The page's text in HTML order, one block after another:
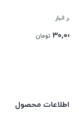
اطلاعات محصول